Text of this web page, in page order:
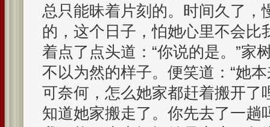
总只能昧着片刻的。时间久了，
的，这个日子，怕她心里不会比
着点了点头道：“你说的是。”家
不以为然的样子。便笑道：“她
可奈何，怎么她家都赶着搬开了
知道她家搬走了。你先去了一趟